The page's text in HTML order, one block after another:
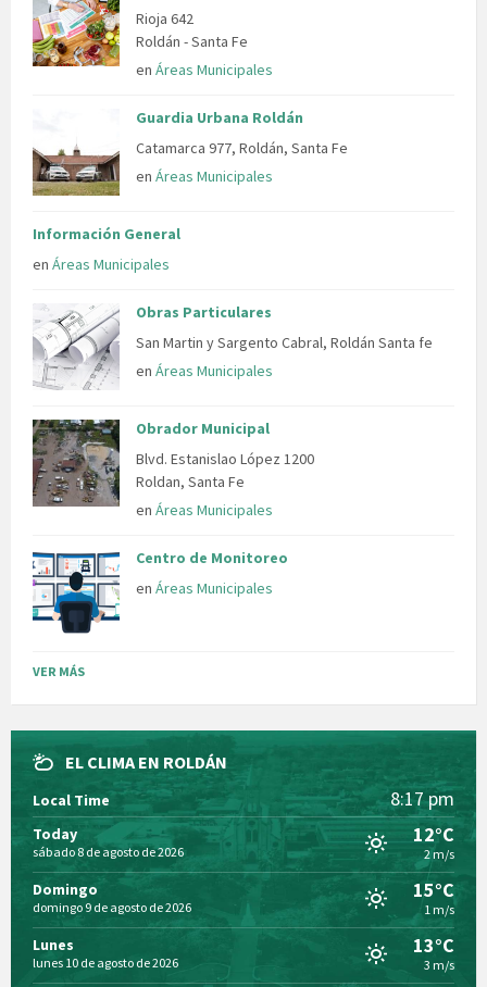
Rioja 642
Roldán - Santa Fe
en Áreas Municipales
Guardia Urbana Roldán
Catamarca 977, Roldán, Santa Fe
en Áreas Municipales
Información General
en Áreas Municipales
Obras Particulares
San Martin y Sargento Cabral, Roldán Santa fe
en Áreas Municipales
Obrador Municipal
Blvd. Estanislao López 1200
Roldan, Santa Fe
en Áreas Municipales
Centro de Monitoreo
en Áreas Municipales
VER MÁS
EL CLIMA EN ROLDÁN
Local Time 8:17 pm
Today
sábado 8 de agosto de 2026
12°C
2 m/s
Domingo
domingo 9 de agosto de 2026
15°C
1 m/s
Lunes
lunes 10 de agosto de 2026
13°C
3 m/s